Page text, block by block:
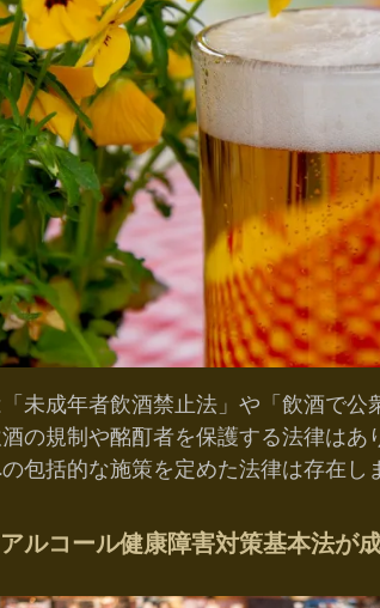
未成年者飲酒禁止法」や「飲酒で
の規制や酩酊者を保護する法律はあ
包括的な施策を定めた法律は存在し
ルコール健康障害対策基本法が